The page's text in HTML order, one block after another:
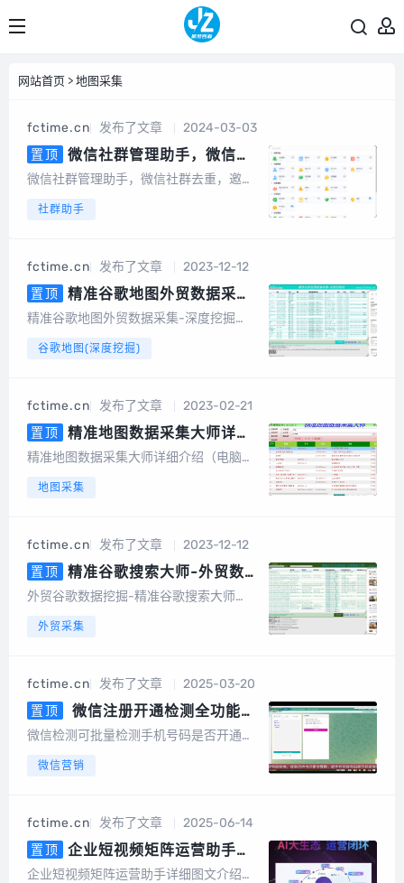
网站首页 > 地图采集
fctime.cn 发布了文章
2024-03-03
置顶
微信社群管理助手，微信社
群去重，含社群引流、社群运营、
自动回复、清理僵尸粉等等智能功
微信社群管理助手，微信社群去重，邀请
端开发的群管辅助软件，为团队及企业提
开。2、另外，也有企微版必销客，企销
客可以...
社群助手
fctime.cn 发布了文章
2023-12-12
置顶
精准谷歌地图外贸数据采集-
深度挖掘（电脑版）
精准谷歌地图外贸数据采集-深度挖掘
基于谷歌地图数据采集的软件，可以采集
词采集、一键采集邮箱、一键导出、数据
去重等，更...
谷歌地图(深度挖掘)
fctime.cn 发布了文章
2023-02-21
置顶
精准地图数据采集大师详细
介绍（电脑版，手机版）
精准地图数据采集大师详细介绍（电脑
精准地图数据采集大师安卓手机版是一款
地图采集
fctime.cn 发布了文章
2023-12-12
置顶
精准谷歌搜索大师-外贸数据
挖掘营销（电脑版）
外贸谷歌数据挖掘-精准谷歌搜索大师
以google搜索引擎作为基础进行智能数据
acebook、linkin、twitt...
外贸采集
fctime.cn 发布了文章
2025-03-20
置顶
微信注册开通检测全功能
版，可批量检测手机号码是否开通
筛选，国外号码，微信号QQ号等
微信检测可批量检测手机号码是否开通微
微信号QQ号等多种号码格式用户批量上传
来，高速筛选、精准无痕，有效降低运营
成本节...
微信营销
fctime.cn 发布了文章
2025-06-14
置顶
企业短视频矩阵运营助手详
细图文介绍，AI数字人，AI文案，
企业短视频矩阵运营助手详细图文介绍算